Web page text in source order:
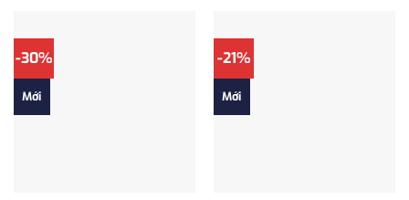
-30%
Mới
-21%
Mới